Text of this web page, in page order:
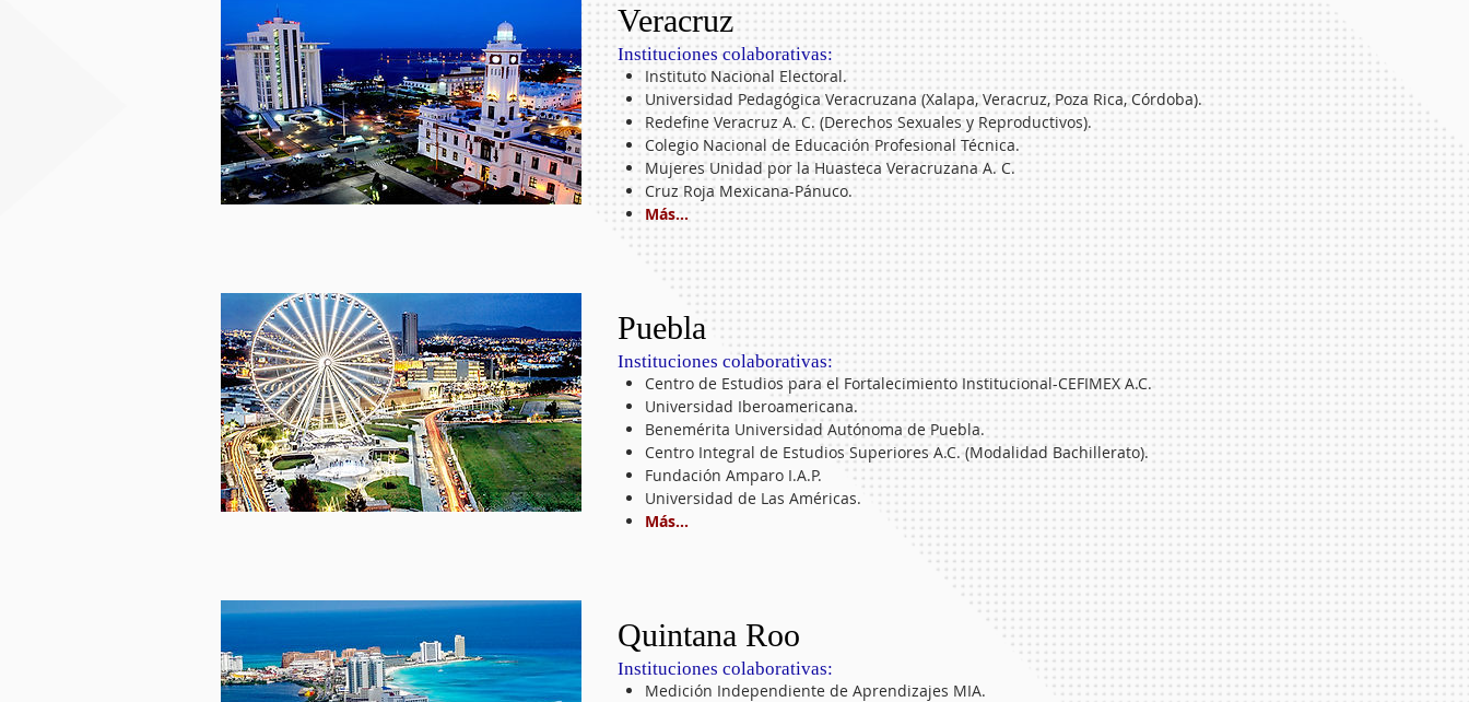
Veracruz
​Instituciones colaborativas:
Instituto Nacional Electoral.
Universidad Pedagógica Veracruzana (Xalapa, Veracruz, Poza Rica, Córdoba).
Redefine Veracruz A. C. (Derechos Sexuales y Reproductivos).
Colegio Nacional de Educación Profesional Técnica.
Mujeres Unidad por la Huasteca Veracruzana A. C.
Cruz Roja Mexicana-Pánuco.
Más...
Puebla
​Instituciones colaborativas:
Centro de Estudios para el Fortalecimiento Institucional-CEFIMEX A.C.
Universidad Iberoamericana.
Benemérita Universidad Autónoma de Puebla.
Centro Integral de Estudios Superiores A.C. (Modalidad Bachillerato).
Fundación Amparo I.A.P.
Universidad de Las Américas.
Más...
Quintana Roo
​Instituciones colaborativas:
Medición Independiente de Aprendizajes MIA.